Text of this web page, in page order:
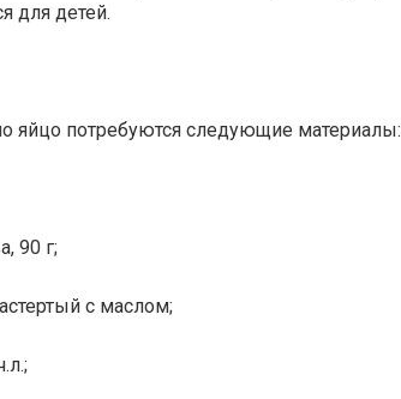
для детей.
яйцо потребуются следующие материалы:
90 г;
с маслом;